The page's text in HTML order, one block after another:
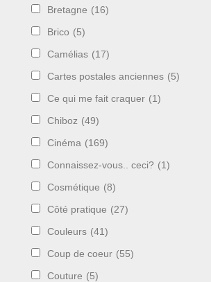
Bretagne (16)
Brico (5)
Camélias (17)
Cartes postales anciennes (5)
Ce qui me fait craquer (1)
Chiboz (49)
Cinéma (169)
Connaissez-vous.. ceci? (1)
Cosmétique (8)
Côté pratique (27)
Couleurs (41)
Coup de coeur (55)
Couture (5)